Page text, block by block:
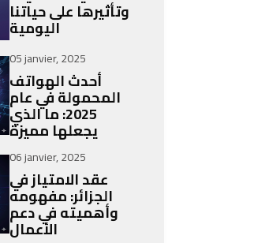
وتأثيرها على حياتنا
اليومية
05 janvier, 2025
أحدث الهواتف
المحمولة في عام
2025: ما الذي
يجعلها مميزة
06 janvier, 2025
عقد الامتياز في
الجزائر: مفهومه
وأهميته في دعم
الأعمال